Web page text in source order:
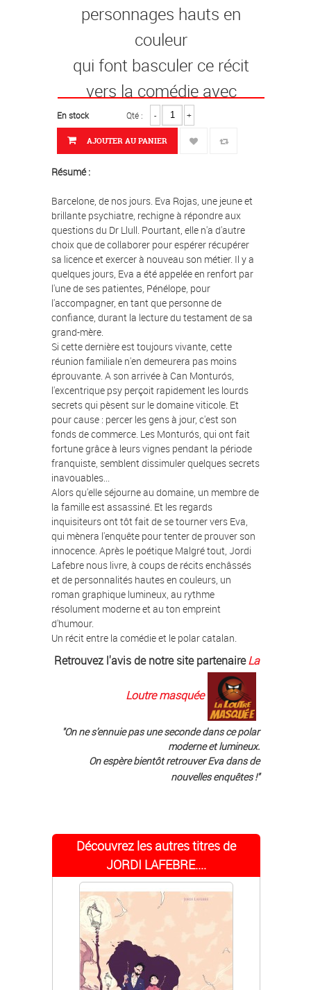
personnages hauts en
couleur
qui font basculer ce récit
vers la comédie avec
l'humour que l'on connait de
l'auteur.
Avec un rythme enlevé, un
polar qui pétille !
En stock Qté : - +
AJOUTER AU PANIER
Résumé :
Barcelone, de nos jours. Eva Rojas, une jeune et
brillante psychiatre, rechigne à répondre aux
questions du Dr Llull. Pourtant, elle n'a d'autre
choix que de collaborer pour espérer récupérer
sa licence et exercer à nouveau son métier. Il y a
quelques jours, Eva a été appelée en renfort par
l'une de ses patientes, Pénélope, pour
l'accompagner, en tant que personne de
confiance, durant la lecture du testament de sa
grand-mère.
Si cette dernière est toujours vivante, cette
réunion familiale n'en demeurera pas moins
éprouvante. A son arrivée à Can Monturós,
l'excentrique psy perçoit rapidement les lourds
secrets qui pèsent sur le domaine viticole. Et
pour cause : percer les gens à jour, c'est son
fonds de commerce. Les Monturós, qui ont fait
fortune grâce à leurs vignes pendant la période
franquiste, semblent dissimuler quelques secrets
inavouables...
Alors qu'elle séjourne au domaine, un membre de
la famille est assassiné. Et les regards
inquisiteurs ont tôt fait de se tourner vers Eva,
qui mènera l'enquête pour tenter de prouver son
innocence. Après le poétique Malgré tout, Jordi
Lafebre nous livre, à coups de récits enchâssés
et de personnalités hautes en couleurs, un
roman graphique lumineux, au rythme
résolument moderne et au ton empreint
d'humour.
Un récit entre la comédie et le polar catalan.
Retrouvez l'avis de notre site partenaireLa
Loutre masquée
"On ne s’ennuie pas une seconde dans ce polar
moderne et lumineux.
On espère bientôt retrouver Eva dans de
nouvelles enquêtes !"
Découvrez les autres titres de
JORDI LAFEBRE....